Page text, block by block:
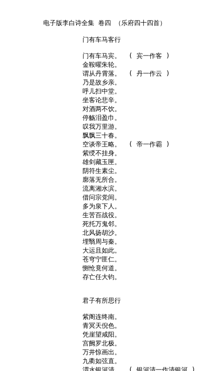
门有车马客行
门有车马宾。  ( 宾一作客 )
金鞍曜朱轮。
谓从丹霄落。  ( 丹一作云 )
乃是故乡亲。
呼儿扫中堂。
坐客论悲辛。
对酒两不饮。
停觞泪盈巾。
叹我万里游。
飘飘三十春。
空谈帝王略。  ( 帝一作霸 )
紫绶不挂身。
雄剑藏玉匣。
阴符生素尘。
廓落无所合。
流离湘水滨。
借问宗党间。
多为泉下人。
生苦百战役。
死托万鬼邻。
北风扬胡沙。
埋翳周与秦。
大运且如此。
苍穹宁匪仁。
恻怆竟何道。
存亡任大钧。
君子有所思行
紫阁连终南。
青冥天倪色。
凭崖望咸阳。
宫阙罗北极。
万井惊画出。
九衢如弦直。